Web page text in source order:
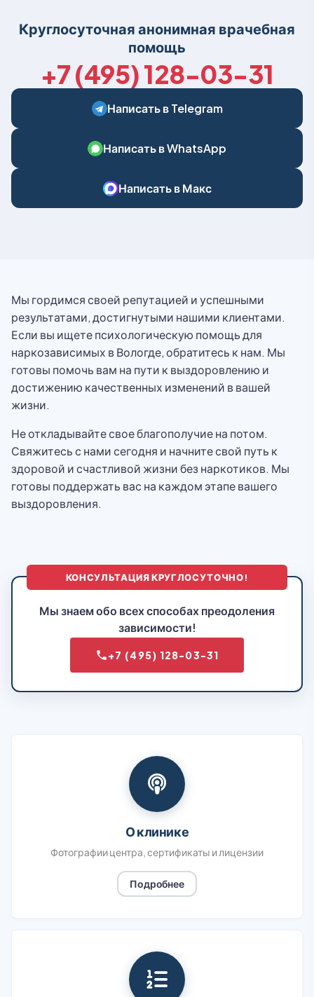
Круглосуточная анонимная врачебная
помощь
+7 (495) 128-03-31
Написать в Telegram
Написать в WhatsApp
Написать в Макс
Мы гордимся своей репутацией и успешными
результатами, достигнутыми нашими клиентами.
Если вы ищете психологическую помощь для
наркозависимых в Вологде, обратитесь к нам. Мы
готовы помочь вам на пути к выздоровлению и
достижению качественных изменений в вашей
жизни.
Не откладывайте свое благополучие на потом.
Свяжитесь с нами сегодня и начните свой путь к
здоровой и счастливой жизни без наркотиков. Мы
готовы поддержать вас на каждом этапе вашего
выздоровления.
КОНСУЛЬТАЦИЯ КРУГЛОСУТОЧНО!
Мы знаем обо всех способах преодоления
зависимости!
+7 (495) 128-03-31
О клинике
Фотографии центра, сертификаты и лицензии
Подробнее